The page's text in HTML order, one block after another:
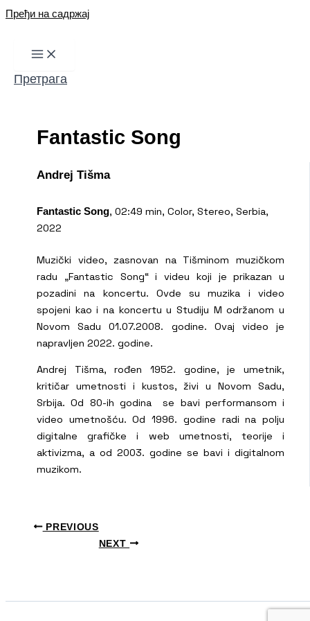
Пређи на садржај
Претрага
Fantastic Song
Andrej Tišma
Fantastic Song, 02:49 min, Color, Stereo, Serbia,
2022
Muzički video, zasnovan na Tišminom muzičkom
radu „Fantastic Song“ i videu koji je prikazan u
pozadini na koncertu. Ovde su muzika i video
spojeni kao i na koncertu u Studiju M održanom u
Novom Sadu 01.07.2008. godine. Ovaj video je
napravljen 2022. godine.
Andrej Tišma, rođen 1952. godine, je umetnik,
kritičar umetnosti i kustos, živi u Novom Sadu,
Srbija. Od 80-ih godina se bavi performansom i
video umetnošću. Od 1996. godine radi na polju
digitalne grafičke i web umetnosti, teorije i
aktivizma, a od 2003. godine se bavi i digitalnom
muzikom.
PREVIOUS
NEXT